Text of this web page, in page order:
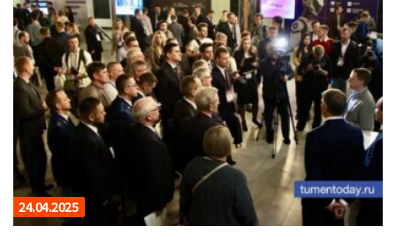
24.04.2025